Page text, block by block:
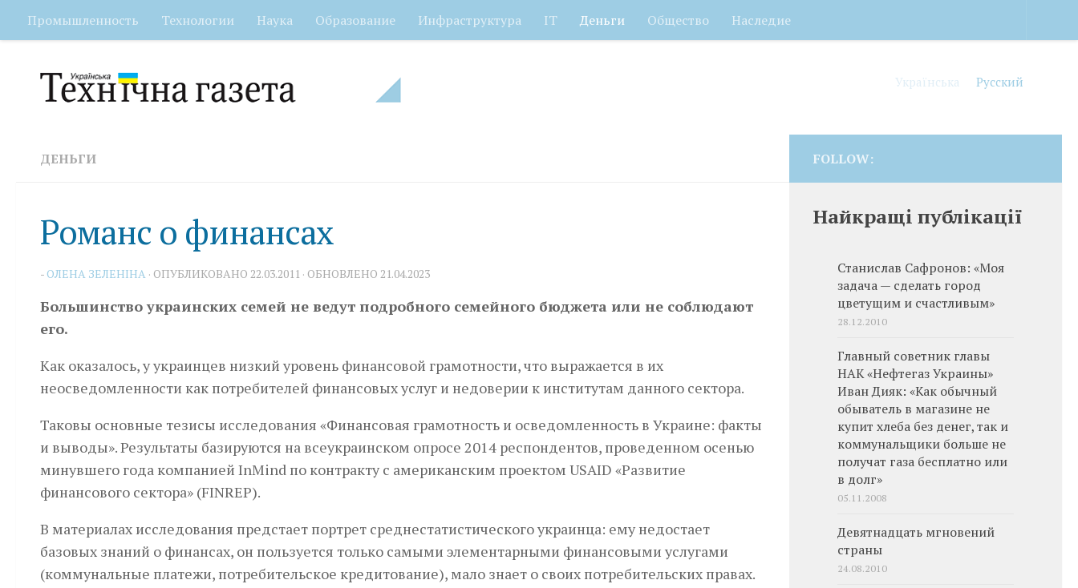
Перейти к содержимому
Промышленность Технологии Наука Образование Инфраструктура IT Деньги Общество Наследие
Українська Русский
ДЕНЬГИ
Романс о финансах
- ОЛЕНА ЗЕЛЕНІНА · ОПУБЛИКОВАНО 22.03.2011 · ОБНОВЛЕНО 21.04.2023
Большинство украинских семей не ведут подробного семейного бюджета или не соблюдают
его.
Как оказалось, у украинцев низкий уровень финансовой грамотности, что выражается в их
неосведомленности как потребителей финансовых услуг и недоверии к институтам данного сектора.
Таковы основные тезисы исследования «Финансовая грамотность и осведомленность в Украине: факты
и выводы». Результаты базируются на всеукраинском опросе 2014 респондентов, проведенном осенью
минувшего года компанией InMind по контракту с американским проектом USAID «Развитие
финансового сектора» (FINREP).
В материалах исследования предстает портрет среднестатистического украинца: ему недостает
базовых знаний о финансах, он пользуется только самыми элементарными финансовыми услугами
(коммунальные платежи, потребительское кредитование), мало знает о своих потребительских правах.
FOLLOW:
Найкращі публікації
Станислав Сафронов: «Моя
задача — сделать город
цветущим и счастливым»
28.12.2010
Главный советник главы
НАК «Нефтегаз Украины»
Иван Дияк: «Как обычный
обыватель в магазине не
купит хлеба без денег, так и
коммунальщики больше не
получат газа бесплатно или
в долг»
05.11.2008
Девятнадцать мгновений
страны
24.08.2010